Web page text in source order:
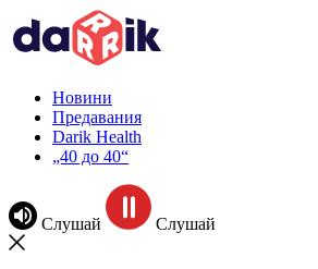
Новини
Предавания
Darik Health
„40 до 40“
Слушай Слушай